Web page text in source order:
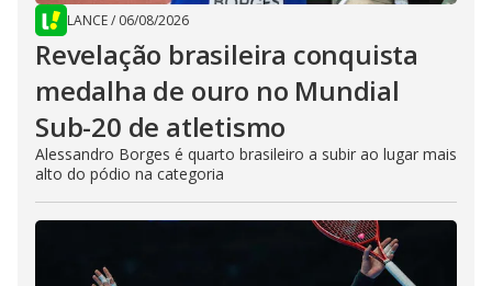
LANCE/ 06/08/2026
Revelação brasileira conquista
medalha de ouro no Mundial
Sub-20 de atletismo
Alessandro Borges é quarto brasileiro a subir ao lugar mais
alto do pódio na categoria